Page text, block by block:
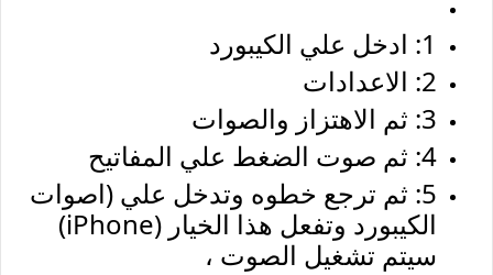
1: ادخل علي الكيبورد
2: الاعدادات
3: ثم الاهتزاز والصوات
4: ثم صوت الضغط علي المفاتيح
5: ثم ترجع خطوه وتدخل علي (اصوات
الكيبورد وتفعل هذا الخيار (iPhone)
سيتم تشغيل الصوت ،